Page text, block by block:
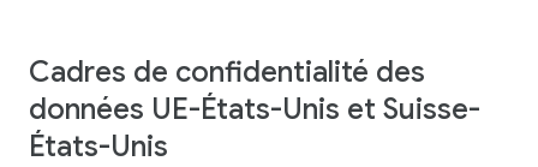
Cadres de confidentialité des
données UE-États-Unis et Suisse-
États-Unis